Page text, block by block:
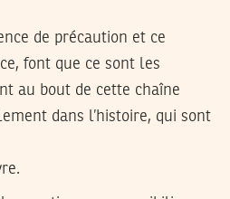
de précaution et ce
font que ce sont les
au bout de cette chaîne
dans l’histoire, qui sont